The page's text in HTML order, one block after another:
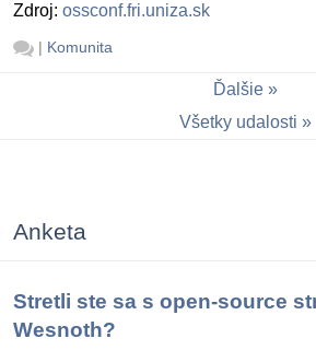
Zdroj: ossconf.fri.uniza.sk
| Komunita
Ďalšie
Všetky udalosti
Anketa
Stretli ste sa s open-source
Wesnoth?